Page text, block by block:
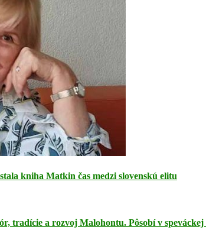
kniha Matkin čas medzi slovenskú elitu
tradície a rozvoj Malohontu. Pôsobí v